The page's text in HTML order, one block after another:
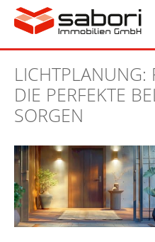
LICHTPLANUNG:
DIE PERFEKTE
SORGEN